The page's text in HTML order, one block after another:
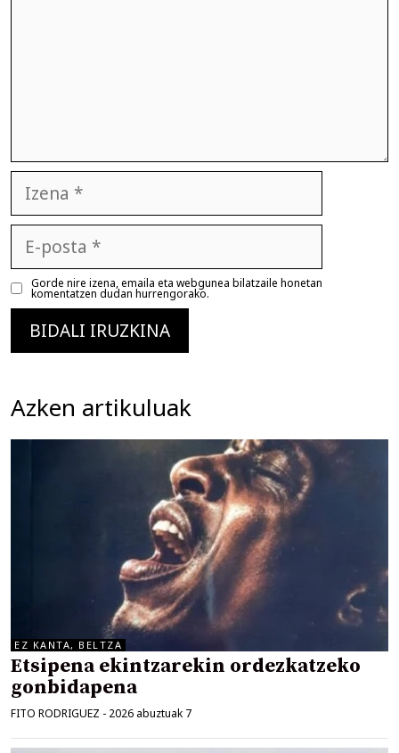
posta
Gorde nire izena, emaila eta webgunea bilatzaile honetan
komentatzen dudan hurrengorako.
Azken artikuluak
EZ KANTA, BELTZA
Etsipena ekintzarekin ordezkatzeko
gonbidapena
FITO RODRIGUEZ - 2026 abuztuak 7